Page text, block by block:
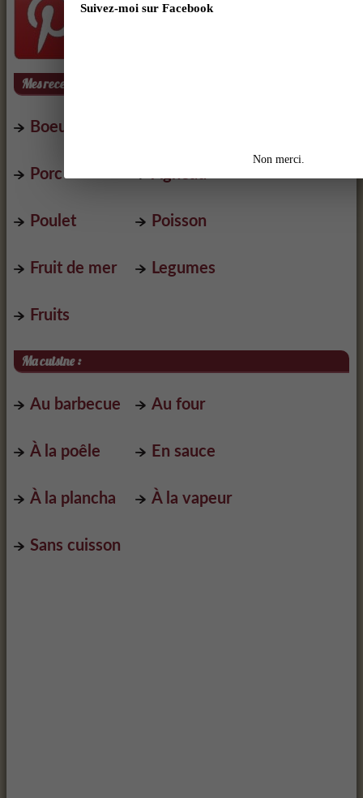
Mes recettes à base de :
Boeuf
Porc Agneau
Poulet Poisson
Fruit de mer Legumes
Fruits
Ma cuisine :
Au barbecue Au four
À la poêle En sauce
À la plancha À la vapeur
Sans cuisson
Suivez-moi sur Facebook
Non merci.